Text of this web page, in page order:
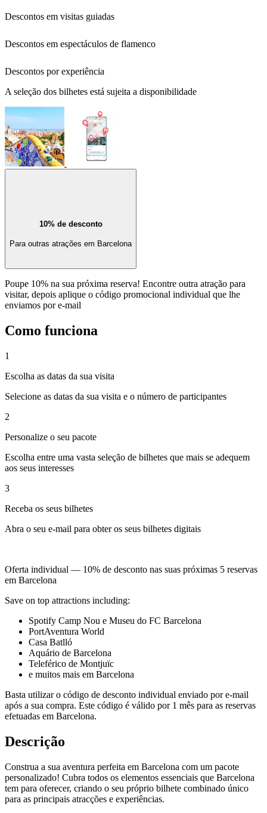
Descontos em visitas guiadas
Descontos em espectáculos de flamenco
Descontos por experiência
A seleção dos bilhetes está sujeita a disponibilidade
10% de desconto
Para outras atrações em Barcelona
Poupe 10% na sua próxima reserva! Encontre outra atração para
visitar, depois aplique o código promocional individual que lhe
enviamos por e-mail
Como funciona
1
Escolha as datas da sua visita
Selecione as datas da sua visita e o número de participantes
2
Personalize o seu pacote
Escolha entre uma vasta seleção de bilhetes que mais se adequem
aos seus interesses
3
Receba os seus bilhetes
Abra o seu e-mail para obter os seus bilhetes digitais
Oferta individual — 10% de desconto nas suas próximas 5 reservas
em Barcelona
Save on top attractions including:
Spotify Camp Nou e Museu do FC Barcelona
PortAventura World
Casa Batlló
Aquário de Barcelona
Teleférico de Montjuïc
e muitos mais em Barcelona
Basta utilizar o código de desconto individual enviado por e-mail
após a sua compra. Este código é válido por 1 mês para as reservas
efetuadas em Barcelona.
Descrição
Construa a sua aventura perfeita em Barcelona com um pacote
personalizado! Cubra todos os elementos essenciais que Barcelona
tem para oferecer, criando o seu próprio bilhete combinado único
para as principais atracções e experiências.